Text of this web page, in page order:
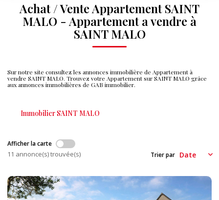
SYNDIC
NOS AGENCES
CONTACT
Sélectionnez...
Type de bien
Surface min
Plus de critères
Achat / Vente Appartement SAINT
MALO - Appartement a vendre à
SAINT MALO
Sur notre site consultez les annonces immobilière de Appartement à
vendre SAINT MALO. Trouvez votre Appartement sur SAINT MALO grâce
aux annonces immobilières de GAB immobilier.
Immobilier SAINT MALO
Afficher la carte
11 annonce(s) trouvée(s) Trier par